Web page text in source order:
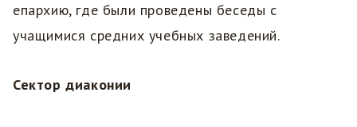
епархию, где были проведены беседы с
учащимися средних учебных заведений.
Сектор диаконии